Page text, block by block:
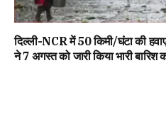
दिल्ली-NCR में 50 किमी/घंटा की
ने 7 अगस्त को जारी किया भारी बारिश